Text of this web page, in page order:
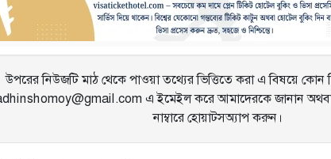
উপরের নিউজটি মাঠ থেকে পাওয়া তথ্যের ভিত্তিতে করা এ বিষয়ে কোন
এ ইমেইল করে আমাদেরকে জানান
নাম্বারে হোয়াটসঅ্যাপ করুন।